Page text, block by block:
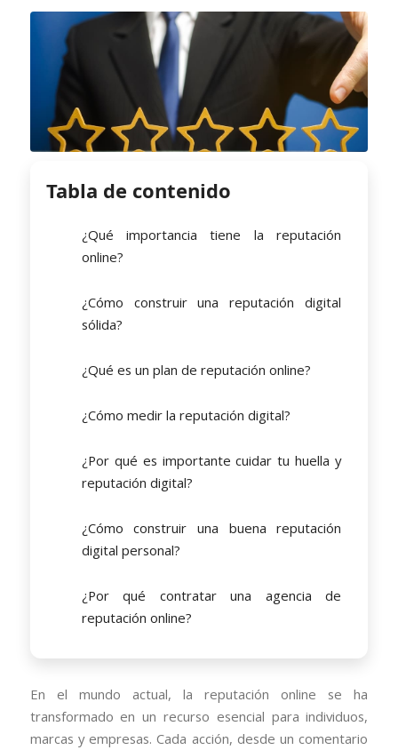
Tabla de contenido
¿Qué importancia tiene la reputación
online?
¿Cómo construir una reputación digital
sólida?
¿Qué es un plan de reputación online?
¿Cómo medir la reputación digital?
¿Por qué es importante cuidar tu huella y
reputación digital?
¿Cómo construir una buena reputación
digital personal?
¿Por qué contratar una agencia de
reputación online?
En el mundo actual, la reputación online se ha
transformado en un recurso esencial para individuos,
marcas y empresas. Cada acción, desde un comentario